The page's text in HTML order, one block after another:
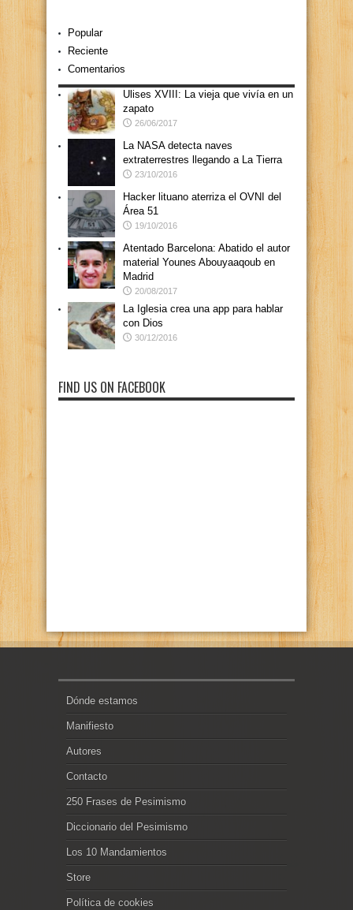
Popular
Reciente
Comentarios
Ulises XVIII: La vieja que vivía en un
zapato
26/06/2017
La NASA detecta naves
extraterrestres llegando a La Tierra
23/10/2016
Hacker lituano aterriza el OVNI del
Área 51
19/10/2016
Atentado Barcelona: Abatido el autor
material Younes Abouyaaqoub en
Madrid
20/08/2017
La Iglesia crea una app para hablar
con Dios
30/12/2016
FIND US ON FACEBOOK
Dónde estamos
Manifiesto
Autores
Contacto
250 Frases de Pesimismo
Diccionario del Pesimismo
Los 10 Mandamientos
Store
Política de cookies